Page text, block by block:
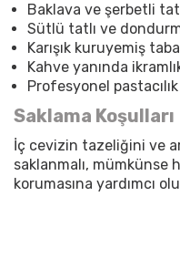
Baklava ve şerbetli
Sütlü tatlı ve
Karışık kuruyemiş
Kahve yanında
Profesyonel
Saklama Koşulları
İç cevizin tazeliğini ve
saklanmalı,
korumasına yardımcı